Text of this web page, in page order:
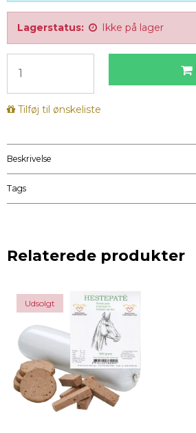
Lagerstatus: Ikke på lager
Tilføj til ønskeliste
Beskrivelse
Tags
Relaterede produkter
Udsolgt